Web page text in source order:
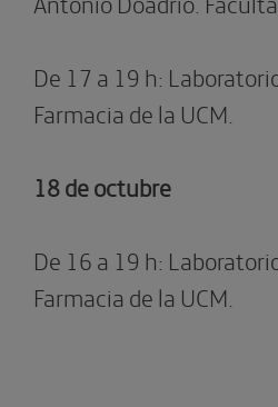
De 17 a 19 h:
Farmacia de la UCM.
18 de octubre
De 16 a 19 h:
Farmacia de la UCM.